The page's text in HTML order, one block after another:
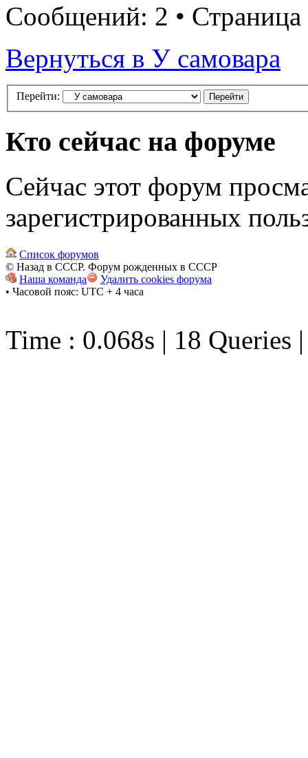
Сообщений: 2 • Страница
Вернуться в У самовара
Перейти:
Кто сейчас на форуме
Сейчас этот форум
зарегистрированных
Список форумов
© Назад в СССР. Форум рожденных в СССР
Наша команда
Удалить cookies форума
• Часовой пояс: UTC + 4 часа
Time : 0.068s | 18 Queries